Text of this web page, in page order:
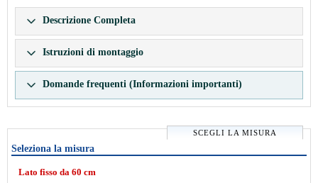
Descrizione Completa
Istruzioni di montaggio
Domande frequenti (Informazioni importanti)
SCEGLI LA MISURA
Seleziona la misura
Lato fisso da 60 cm